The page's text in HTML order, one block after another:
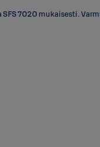
7020 mukaisesti.